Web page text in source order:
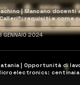
| Mancano docenti
requisiti e come
GENNAIO 2024
| Opportunità di
centinaia